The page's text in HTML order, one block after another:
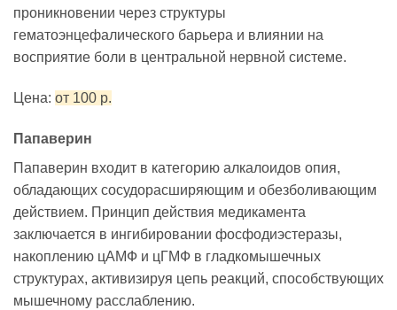
проникновении через структуры
гематоэнцефалического барьера и влиянии на
восприятие боли в центральной нервной системе.
Цена: от 100 р.
Папаверин
Папаверин входит в категорию алкалоидов опия,
обладающих сосудорасширяющим и обезболивающим
действием. Принцип действия медикамента
заключается в ингибировании фосфодиэстеразы,
накоплению цАМФ и цГМФ в гладкомышечных
структурах, активизируя цепь реакций, способствующих
мышечному расслаблению.